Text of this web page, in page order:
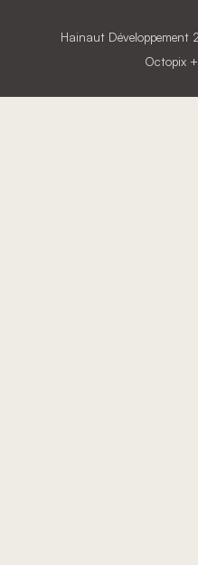
Hainaut Développement
Octopix